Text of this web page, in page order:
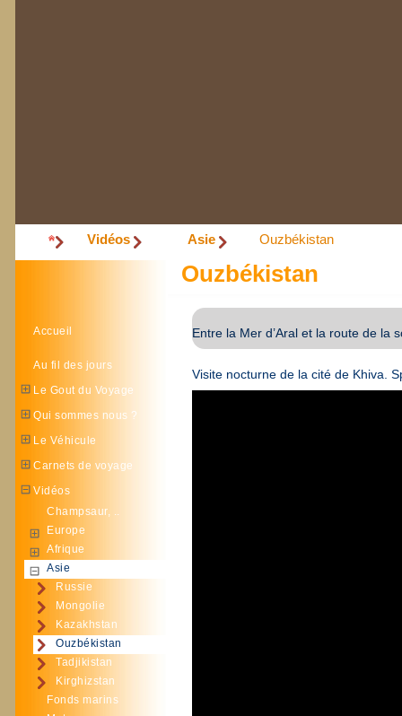
Vidéos Asie Ouzbékistan
Ouzbékistan
Entre la Mer d’Aral et la route de la
Visite nocturne de la cité de Khiva.
Accueil
Au fil des jours
Le Gout du Voyage
Qui sommes nous ?
Le Véhicule
Carnets de voyage
Vidéos
Champsaur, ..
Europe
Afrique
Asie
Russie
Mongolie
Kazakhstan
Ouzbékistan
Tadjikistan
Kirghizstan
Fonds marins